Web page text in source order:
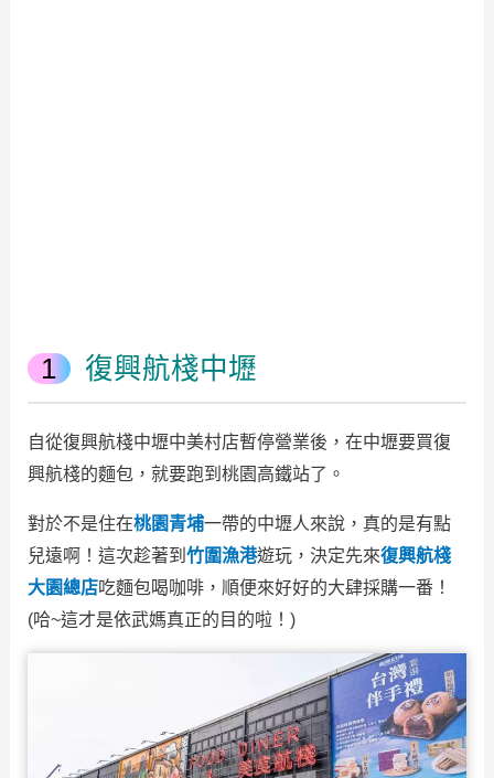
復興航棧中壢
自從復興航棧中壢中美村店暫停營業後，在中壢要買復
興航棧的麵包，就要跑到桃園高鐵站了。
對於不是住在桃園青埔一帶的中壢人來說，真的是有點
兒遠啊！這次趁著到 竹圍漁港遊玩，決定先來復興航棧
大園總店吃麵包喝咖啡，順便來好好的大肆採購一番！
(哈~這才是依武媽真正的目的啦！)